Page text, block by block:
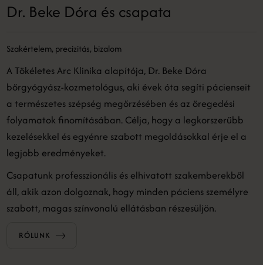
Dr. Beke Dóra és csapata
Szakértelem, precizitás, bizalom
A Tökéletes Arc Klinika alapítója, Dr. Beke Dóra
bőrgyógyász-kozmetológus, aki évek óta segíti pácienseit
a természetes szépség megőrzésében és az öregedési
folyamatok finomításában. Célja, hogy a legkorszerűbb
kezelésekkel és egyénre szabott megoldásokkal érje el a
legjobb eredményeket.
Csapatunk professzionális és elhivatott szakemberekből
áll, akik azon dolgoznak, hogy minden páciens személyre
szabott, magas színvonalú ellátásban részesüljön.
RÓLUNK